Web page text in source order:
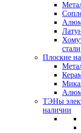
стали
Плоские
ТЭНы
наличии